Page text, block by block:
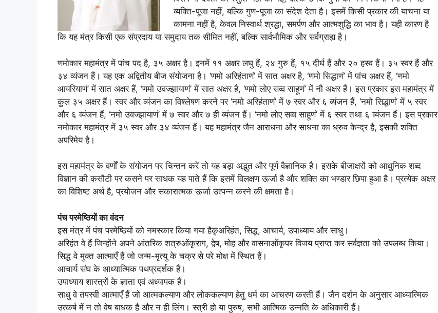
व्यक्ति-पूजा नहीं, बल्कि गुण-पूजा का संदेश देता है। इसमें किसी प्रकार की याचना या
कामना नहीं है, केवल निस्वार्थ श्रद्धा, समर्पण और आत्मशुद्धि का भाव है। यही कारण है
कि यह मंत्र किसी एक संप्रदाय या समुदाय तक सीमित नहीं, बल्कि सार्वभौमिक और सर्वग्राह्य है।
णमोकार महामंत्र में पांच पद है, ३५ अक्षर है। इनमें ११ अक्षर लघु हैं, २४ गुरु हैं, १५ दीर्घ हैं और २० हस्व हैं। ३५ स्वर हैं और
३४ व्यंजन हैं। यह एक अद्वितीय बीज संयोजना है। ‘णमो अरिहंताणं’ में सात अक्षर है, ‘णमो सिद्धाणं’ में पांच अक्षर हैं, ‘णमो
आयरियाणं’ में सात अक्षर हैं, ‘णमो उवज्झायाणं’ में सात अक्षर है, ‘णमो लोए सव्व साहूणं’ में नौ अक्षर हैं। इस प्रकार इस महामंत्र में
कुल ३५ अक्षर हैं। स्वर और व्यंजन का विश्लेषण करने पर ‘नमो अरिहंताणं’ में ७ स्वर और ६ व्यंजन हैं, ‘नमो सिद्धाणं’ में ५ स्वर
और ६ व्यंजन हैं, ‘नमो उवज्झायाणं’ में ७ स्वर और ७ ही व्यंजन हैं। ‘नमो लोए सव्व साहूणं’ में ६ स्वर तथा ६ व्यंजन हैं। इस प्रकार
नमोकार महामंत्र में ३५ स्वर और ३४ व्यंजन हैं। यह महामंत्र जैन आराधना और साधना का ध्रुव केन्द्र है, इसकी शक्ति
अपरिमेय है।
इस महामंत्र के वर्णों के संयोजन पर चिन्तन करें तो यह बड़ा अद्भुत और पूर्ण वैज्ञानिक है। इसके बीजाक्षरों को आधुनिक शब्द
विज्ञान की कसौटी पर कसने पर साधक यह पाते हैं कि इसमें विलक्षण ऊर्जा है और शक्ति का भण्डार छिपा हुआ है। प्रत्येक अक्षर
का विशिष्ट अर्थ है, प्रयोजन और सकारात्मक ऊर्जा उत्पन्न करने की क्षमता है।
पंच परमेष्ठियों का वंदन
इस मंत्र में पंच परमेष्ठियों को नमस्कार किया गया हैकृअरिहंत, सिद्ध, आचार्य, उपाध्याय और साधु।
अरिहंत वे हैं जिन्होंने अपने आंतरिक शत्रुओंकृराग, द्वेष, मोह और वासनाओंकृपर विजय प्राप्त कर सर्वज्ञता को उपलब्ध किया।
सिद्ध वे मुक्त आत्माएँ हैं जो जन्म-मृत्यु के चक्र से परे मोक्ष में स्थित हैं।
आचार्य संघ के आध्यात्मिक पथप्रदर्शक हैं।
उपाध्याय शास्त्रों के ज्ञाता एवं अध्यापक हैं।
साधु वे तपस्वी आत्माएँ हैं जो आत्मकल्याण और लोककल्याण हेतु धर्म का आचरण करती हैं। जैन दर्शन के अनुसार आध्यात्मिक
उत्कर्ष में न तो वेष बाधक है और न ही लिंग। स्त्री हो या पुरुष, सभी आत्मिक उन्नति के अधिकारी हैं।